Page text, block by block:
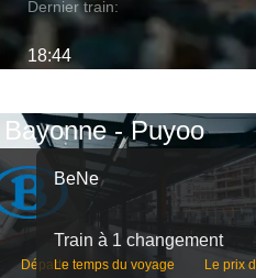
Dernier train:
18:44
- Puyoo
Départs
BeNe
Train à 1 changement
Le temps du voyage Le prix